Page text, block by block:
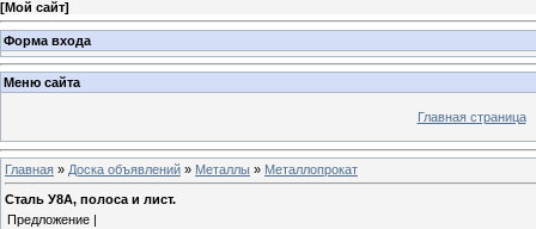
[Мой сайт]
Форма входа
Меню сайта
Главная страница
Главная » Доска объявлений » Металлы » Металлопрокат
Сталь У8А, полоса и лист.
Предложение |